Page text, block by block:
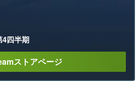
4四半期
ストアページ